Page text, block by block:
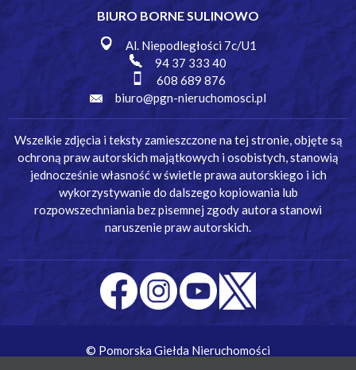
BIURO BORNE SULINOWO
Al. Niepodległości 7c/U1
94 37 333 40
608 689 876
biuro@pgn-nieruchomosci.pl
Wszelkie zdjęcia i teksty zamieszczone na tej stronie, objęte są
ochroną praw autorskich majątkowych i osobistych, stanowią
jednocześnie własność w świetle prawa autorskiego i ich
wykorzystywanie do dalszego kopiowania lub
rozpowszechniania bez pisemnej zgody autora stanowi
naruszenie praw autorskich.
© Pomorska Giełda Nieruchomości